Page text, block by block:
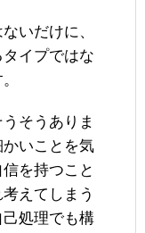
いだけに、
タイプではな
そうありま
いことを気
を持つこと
えてしまう
処理でも構